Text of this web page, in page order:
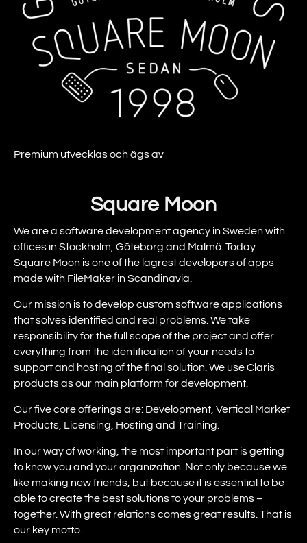
Premium utvecklas och ägs av
Square Moon
We are a software development agency in Sweden with
offices in Stockholm, Göteborg and Malmö. Today
Square Moon is one of the lagrest developers of apps
made with FileMaker in Scandinavia.
Our mission is to develop custom software applications
that solves identified and real problems. We take
responsibility for the full scope of the project and offer
everything from the identification of your needs to
support and hosting of the final solution. We use Claris
products as our main platform for development.
Our five core offerings are: Development, Vertical Market
Products, Licensing, Hosting and Training.
In our way of working, the most important part is getting
to know you and your organization. Not only because we
like making new friends, but because it is essential to be
able to create the best solutions to your problems –
together. With great relations comes great results. That is
our key motto.